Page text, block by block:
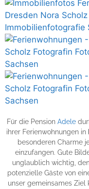
Für die Pension Adele
ihrer Ferienwohnungen in
besonderen Charme
einzufangen. Gute
unglaublich wichtig,
potenzielle Gäste von
unser gemeinsames Ziel